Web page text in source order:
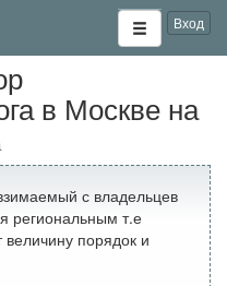
Вход
в Москве на
с владельцев
региональным т.е
порядок и